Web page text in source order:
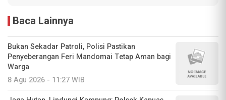
Baca Lainnya
Bukan Sekadar Patroli, Polisi Pastikan
Penyeberangan Feri Mandomai Tetap Aman bagi
Warga
8 Agu 2026 - 11:27 WIB